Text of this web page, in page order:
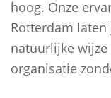
hoog. Onze
Rotterdam
natuurlijke
organisatie